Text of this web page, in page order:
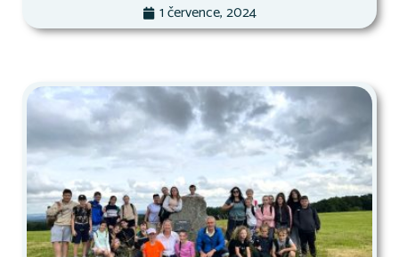
1 července, 2024